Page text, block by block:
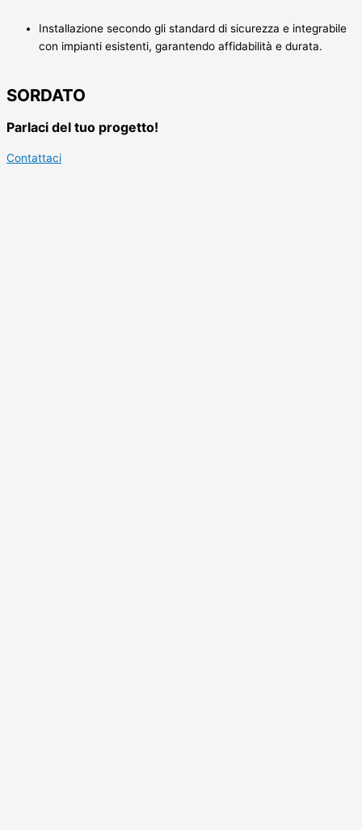
Installazione secondo gli standard di sicurezza e integrabile
con impianti esistenti, garantendo affidabilità e durata.
SORDATO
Parlaci del tuo progetto!
Contattaci